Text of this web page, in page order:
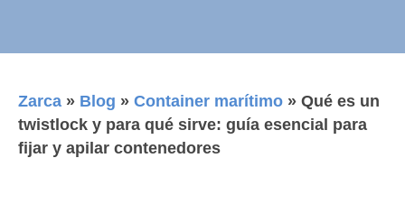
Zarca » Blog » Container marítimo » Qué es un
twistlock y para qué sirve: guía esencial para
fijar y apilar contenedores